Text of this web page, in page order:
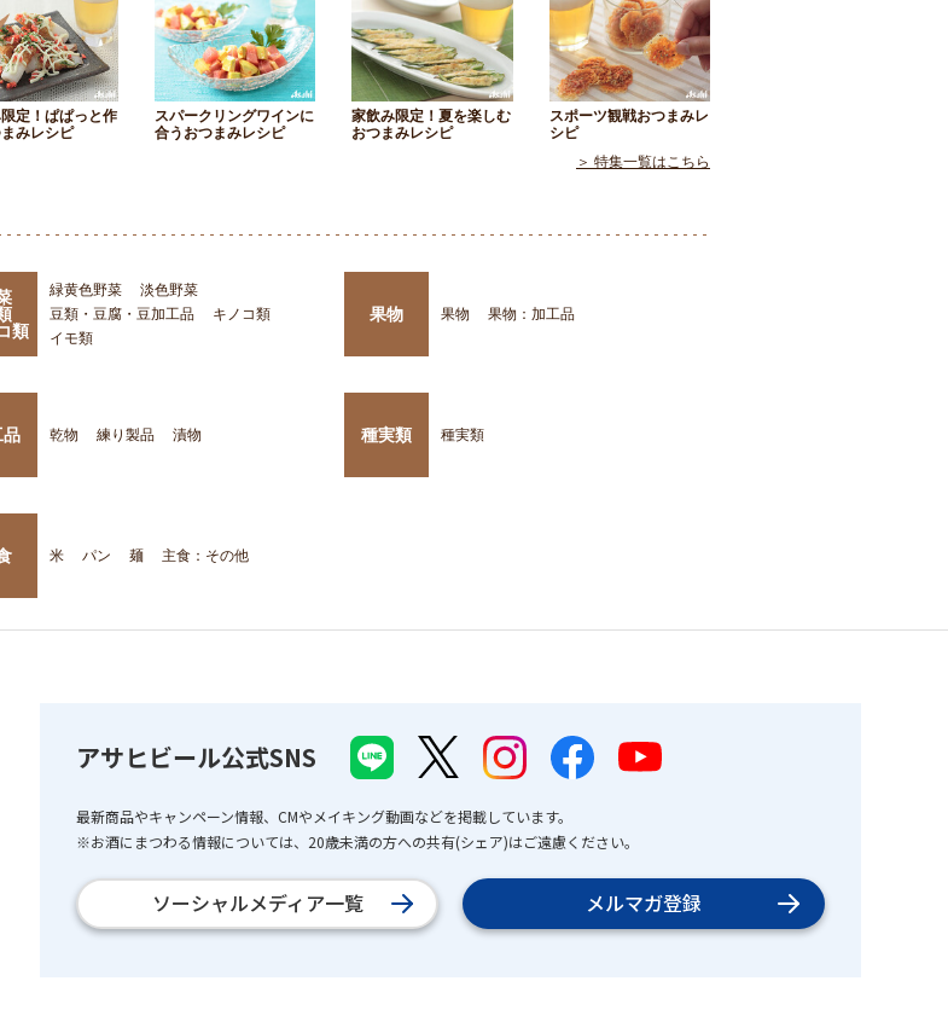
定！ぱぱっと作
みレシピ
スパークリングワインに
合うおつまみレシピ
家飲み限定！夏を楽しむ
おつまみレシピ
スポーツ観戦おつまみレ
シピ
＞ 特集一覧はこちら
類
緑黄色野菜
淡色野菜
豆類・豆腐・豆加工品
キノコ類
イモ類
果物 果物 果物：加工品
品 乾物 練り製品 漬物 種実類 種実類
米 パン 麺 主食：その他
アサヒビール公式SNS
最新商品やキャンペーン情報、CMやメイキング動画などを掲載しています。
※お酒にまつわる情報については、20歳未満の方への共有(シェア)はご遠慮ください。
ソーシャルメディア一覧 メルマガ登録